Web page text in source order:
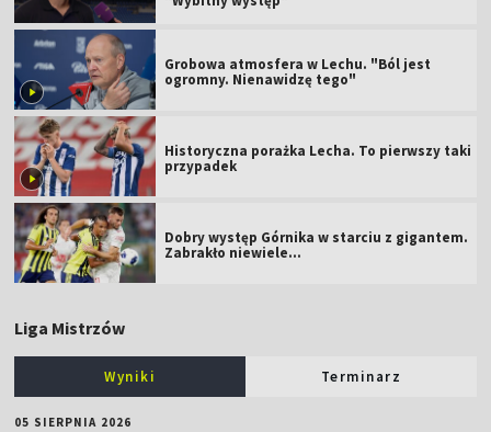
Grobowa atmosfera w Lechu. "Ból jest
ogromny. Nienawidzę tego"
Historyczna porażka Lecha. To pierwszy taki
przypadek
Dobry występ Górnika w starciu z gigantem.
Zabrakło niewiele...
Liga Mistrzów
Wyniki Terminarz
05 SIERPNIA 2026